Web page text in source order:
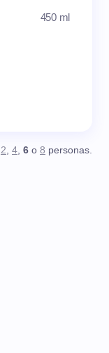
450 ml
2, 4, 6 o 8 personas.